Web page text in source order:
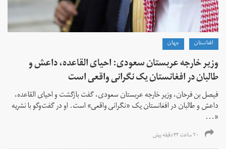
افغانستان جهان
وزیر خارجه عربستان سعودی: احیای القاعده،‌ داعش و
طالبان در افغانستان یک نگرانی واقعی است
فیصل بن فرحان، ‌وزیر خارجه عربستان سعودی، گفت بازگشت و احیای القاعده،‌
داعش و طالبان در افغانستان یک «نگرانی واقعی» است. او در گفت‌وگو با نشریه
«...
۲۰ ساعت ۴۳ دقیقه پیش